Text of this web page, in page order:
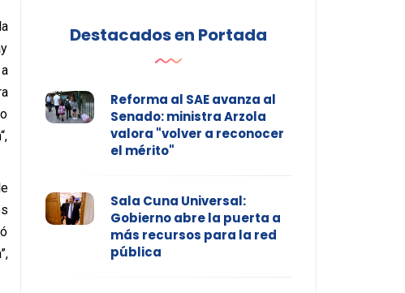
Destacados en Portada
Reforma al SAE avanza al
Senado: ministra Arzola
valora "volver a reconocer
el mérito"
Sala Cuna Universal:
Gobierno abre la puerta a
más recursos para la red
pública